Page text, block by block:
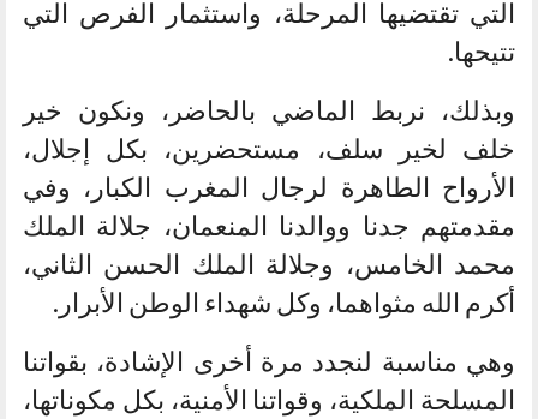
التي تقتضيها المرحلة، واستثمار الفرص التي
تتيحها.
وبذلك، نربط الماضي بالحاضر، ونكون خير
خلف لخير سلف، مستحضرين، بكل إجلال،
الأرواح الطاهرة لرجال المغرب الكبار، وفي
مقدمتهم جدنا ووالدنا المنعمان، جلالة الملك
محمد الخامس، وجلالة الملك الحسن الثاني،
أكرم الله مثواهما، وكل شهداء الوطن الأبرار.
وهي مناسبة لنجدد مرة أخرى الإشادة، بقواتنا
المسلحة الملكية، وقواتنا الأمنية، بكل مكوناتها،